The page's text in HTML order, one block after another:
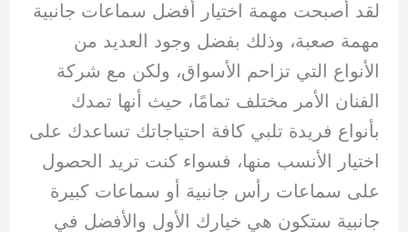
لقد أصبحت مهمة اختيار أفضل سماعات جانبية
مهمة صعبة، وذلك بفضل وجود العديد من
الأنواع التي تزاحم الأسواق، ولكن مع شركة
الفنان الأمر مختلف تمامًا، حيث أنها تمدك
بأنواع فريدة تلبي كافة احتياجاتك تساعدك على
اختيار الأنسب منها، فسواء كنت تريد الحصول
على سماعات رأس جانبية أو سماعات كبيرة
جانبية ستكون هي خيارك الأول والأفضل في